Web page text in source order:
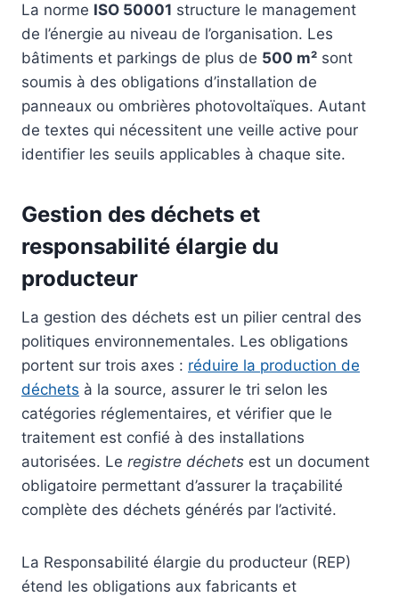
La norme ISO 50001 structure le management
de l’énergie au niveau de l’organisation. Les
bâtiments et parkings de plus de 500 m² sont
soumis à des obligations d’installation de
panneaux ou ombrières photovoltaïques. Autant
de textes qui nécessitent une veille active pour
identifier les seuils applicables à chaque site.
Gestion des déchets et
responsabilité élargie du
producteur
La gestion des déchets est un pilier central des
politiques environnementales. Les obligations
portent sur trois axes : réduire la production de
déchets à la source, assurer le tri selon les
catégories réglementaires, et vérifier que le
traitement est confié à des installations
autorisées. Le registre déchets est un document
obligatoire permettant d’assurer la traçabilité
complète des déchets générés par l’activité.
La Responsabilité élargie du producteur (REP)
étend les obligations aux fabricants et